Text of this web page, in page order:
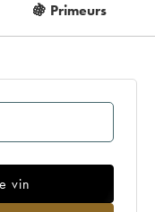
🍇 Primeurs
vin